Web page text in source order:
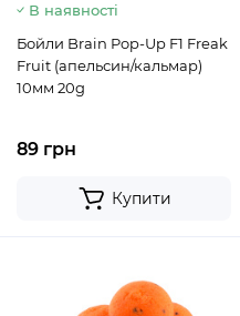
В наявності
Бойли Brain Pop-Up F1 Freak
Fruit (апельсин/кальмар)
10мм 20g
89 грн
Купити